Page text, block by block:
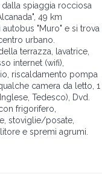
spiaggia rocciosa
49 km
"Muro" e si trova
urbano.
terrazza, lavatrice,
internet (wifi),
riscaldamento pompa
camera da letto, 1
Tedesco), Dvd.
frigorifero,
stoviglie/posate,
e spremi agrumi.